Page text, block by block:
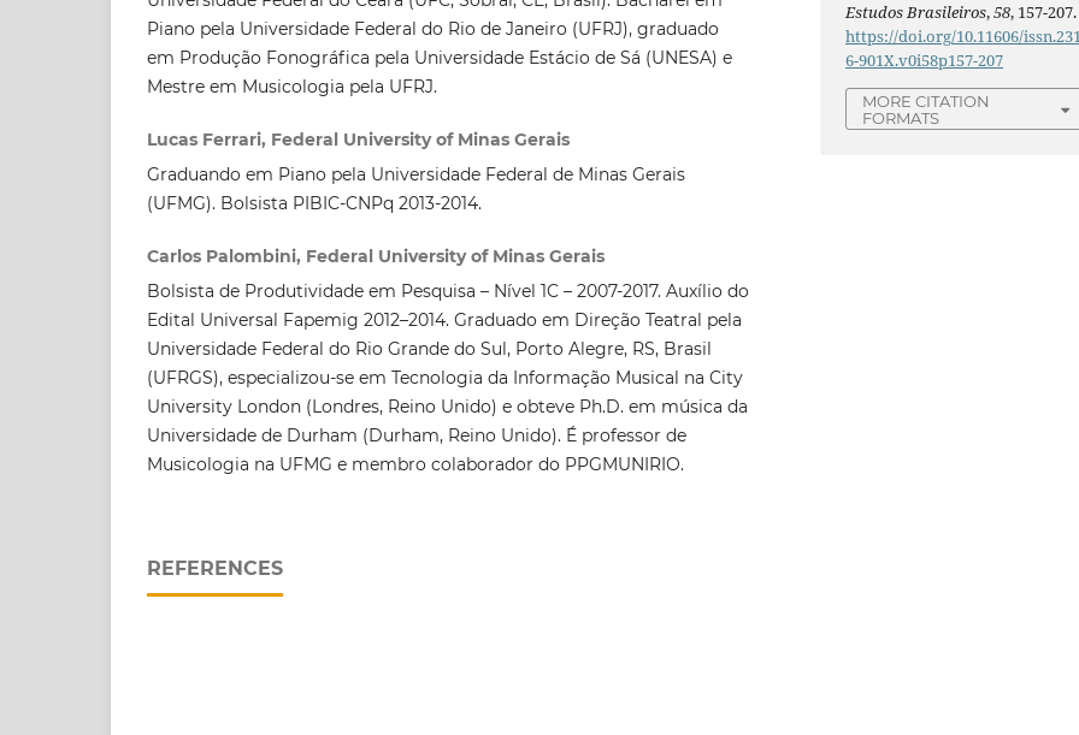
Piano pela Universidade Federal do Rio de Janeiro (UFRJ), graduado
em Produção Fonográfica pela Universidade Estácio de Sá (UNESA) e
Mestre em Musicologia pela UFRJ.
Lucas Ferrari, Federal University of Minas Gerais
Graduando em Piano pela Universidade Federal de Minas Gerais
(UFMG). Bolsista PIBIC-CNPq 2013-2014.
Carlos Palombini, Federal University of Minas Gerais
Bolsista de Produtividade em Pesquisa – Nível 1C – 2007-2017. Auxílio do
Edital Universal Fapemig 2012–2014. Graduado em Direção Teatral pela
Universidade Federal do Rio Grande do Sul, Porto Alegre, RS, Brasil
(UFRGS), especializou-se em Tecnologia da Informação Musical na City
University London (Londres, Reino Unido) e obteve Ph.D. em música da
Universidade de Durham (Durham, Reino Unido). É professor de
Musicologia na UFMG e membro colaborador do PPGMUNIRIO.
REFERENCES
Estudos Brasileiros,58, 157-207.
https://doi.org/10.11606/issn.231
6-901X.v0i58p157-207
MORE CITATION
FORMATS